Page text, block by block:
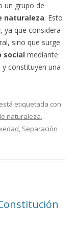
un grupo de
naturaleza. Esto
, ya que considera
sino que surge
social mediante
constituyen una
etiquetada con
naturaleza,
, Separación